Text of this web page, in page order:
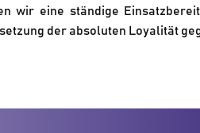
wir eine ständige
der absoluten Loyalität